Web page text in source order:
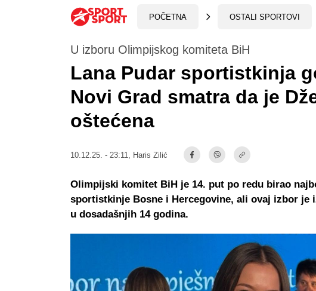
POČETNA OSTALI SPORTOVI
U izboru Olimpijskog komiteta BiH
Lana Pudar sportistkinja
Novi Grad smatra da je
oštećena
10.12.25. - 23:11, Haris Zilić
Olimpijski komitet BiH je 14. put po redu birao
sportistkinje Bosne i Hercegovine, ali ovaj izbor je
u dosadašnjih 14 godina.